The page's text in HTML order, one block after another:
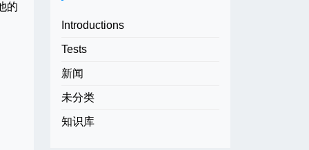
的
Introductions
Tests
新闻
未分类
知识库